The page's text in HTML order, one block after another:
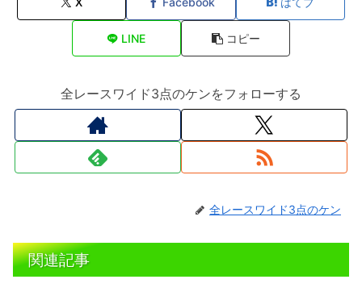
LINE コピー
全レースワイド3点のケンをフォローする
全レースワイド3点のケン
関連記事